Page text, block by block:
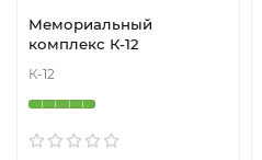
Мемориальный
комплекс К-12
К-12